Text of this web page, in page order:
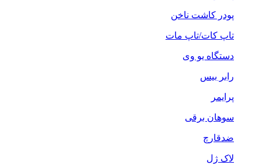
پودر کاشت ناخن
تاپ کات/تاپ مات
دستگاه یو وی
رابر بیس
پرایمر
سوهان برقی
ضدقارچ
لاک ژل